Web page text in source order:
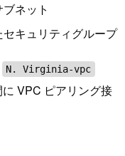
ネット
キュリティグループ
N. Virginia-vpc
VPC ピアリング接